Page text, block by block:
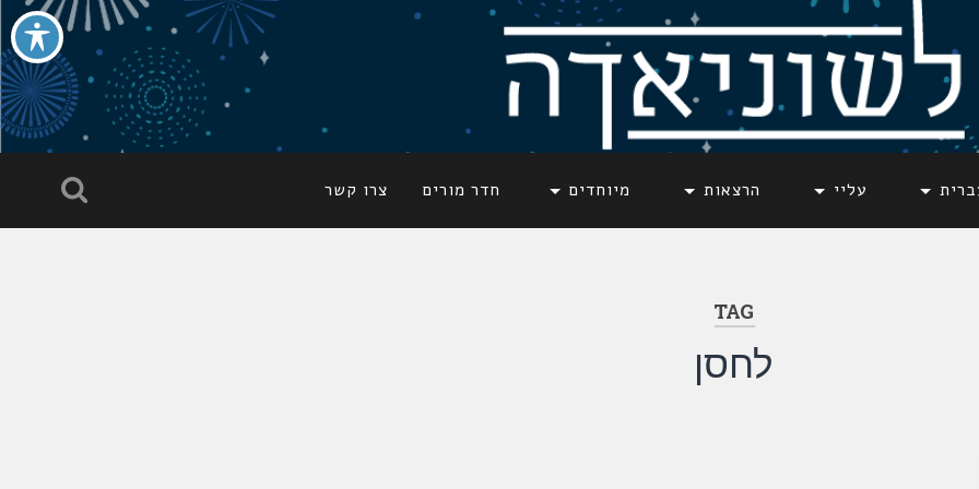
עליי הרצאות מיוחדים חדר מורים צרו קשר
TAG
לחסן